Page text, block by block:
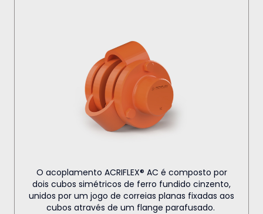
O acoplamento ACRIFLEX® AC é composto por
dois cubos simétricos de ferro fundido cinzento,
unidos por um jogo de correias planas fixadas aos
cubos através de um flange parafusado.